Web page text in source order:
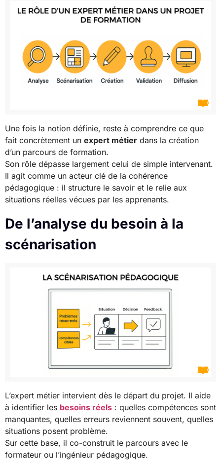
Une fois la notion définie, reste à comprendre ce que
fait concrètement un expert métier dans la création
d’un parcours de formation.
Son rôle dépasse largement celui de simple intervenant.
Il agit comme un acteur clé de la cohérence
pédagogique : il structure le savoir et le relie aux
situations réelles vécues par les apprenants.
De l’analyse du besoin à la
scénarisation
L’expert métier intervient dès le départ du projet. Il aide
à identifier les besoins réels : quelles compétences sont
manquantes, quelles erreurs reviennent souvent, quelles
situations posent problème.
Sur cette base, il co-construit le parcours avec le
formateur ou l’ingénieur pédagogique.